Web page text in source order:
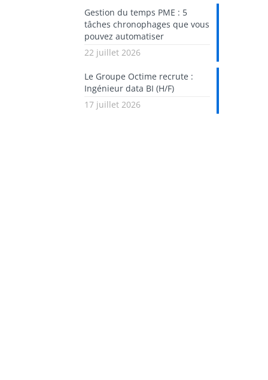
Gestion du temps PME : 5
tâches chronophages que vous
pouvez automatiser
22 juillet 2026
Le Groupe Octime recrute :
Ingénieur data BI (H/F)
17 juillet 2026